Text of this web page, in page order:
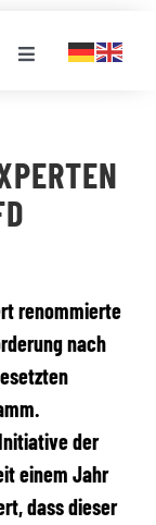
Toggle
renommierte
nach
der
einem Jahr
dass dieser